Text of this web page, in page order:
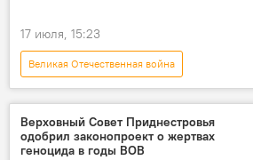
17 июля, 15:23
Великая Отечественная война
Молдова в Великой Отечественной войне
Верховный Совет Приднестровья
одобрил законопроект о жертвах
геноцида в годы ВОВ